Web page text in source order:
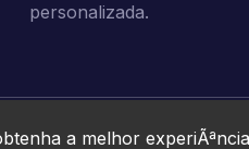
personalizada.
a melhor